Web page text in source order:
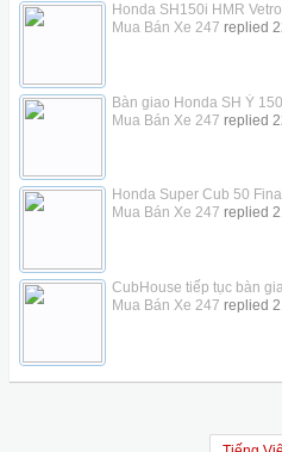
Honda SH150i HMR
Mua Bán Xe 247 replied
Bàn giao Honda SH Ý
Mua Bán Xe 247 replied
Honda Super Cub 50
Mua Bán Xe 247 replied
CubHouse tiếp tục bàn
Mua Bán Xe 247 replied